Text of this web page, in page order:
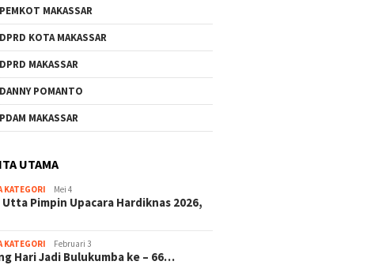
PEMKOT MAKASSAR
DPRD KOTA MAKASSAR
DPRD MAKASSAR
DANNY POMANTO
PDAM MAKASSAR
UTAMA
KATEGORI Mei 4
Pimpin Upacara Hardiknas 2026,
KATEGORI Februari 3
Hari Jadi Bulukumba ke – 66…